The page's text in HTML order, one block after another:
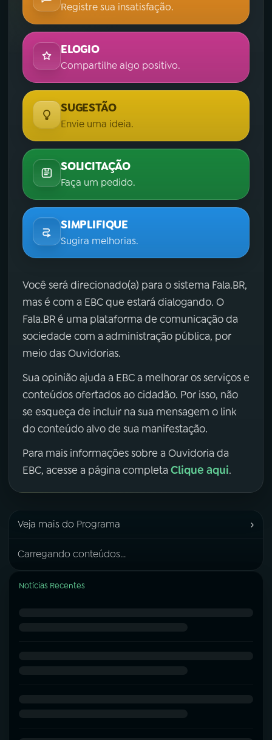
Registre sua insatisfação.
ELOGIO
Compartilhe algo positivo.
SUGESTÃO
Envie uma ideia.
SOLICITAÇÃO
Faça um pedido.
SIMPLIFIQUE
Sugira melhorias.
Você será direcionado(a) para o sistema Fala.BR,
mas é com a EBC que estará dialogando. O
Fala.BR é uma plataforma de comunicação da
sociedade com a administração pública, por
meio das Ouvidorias.
Sua opinião ajuda a EBC a melhorar os serviços e
conteúdos ofertados ao cidadão. Por isso, não
se esqueça de incluir na sua mensagem o link
do conteúdo alvo de sua manifestação.
Para mais informações sobre a Ouvidoria da
EBC, acesse a página completa Clique aqui.
Veja mais do Programa ›
Carregando conteúdos...
Notícias Recentes